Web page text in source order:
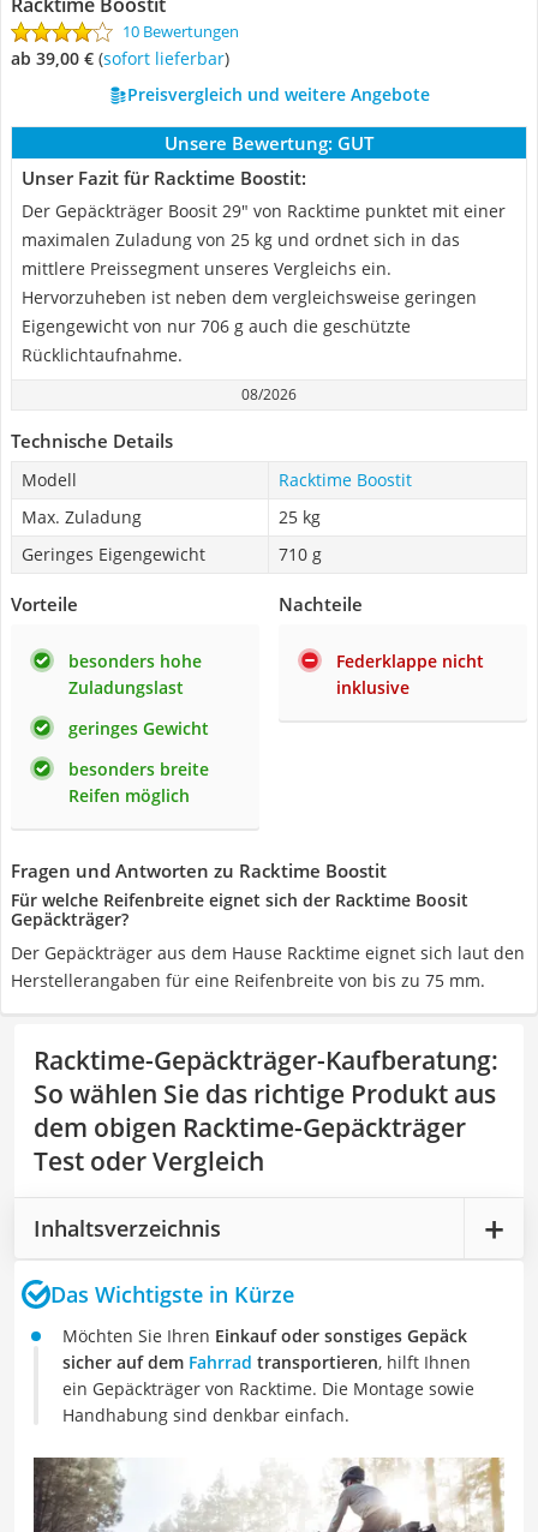
10 Bewertungen
ab 39,00 € ( Sofort lieferbar)
Preisvergleich und weitere Angebote
Unsere Bewertung: GUT
Unser Fazit für Racktime Boostit:
Der Gepäckträger Boosit 29" von Racktime punktet mit einer
maximalen Zuladung von 25 kg und ordnet sich in das
mittlere Preissegment unseres Vergleichs ein.
Hervorzuheben ist neben dem vergleichsweise geringen
Eigengewicht von nur 706 g auch die geschützte
Rücklichtaufnahme.
08/2026
Technische Details
Modell
Racktime Boostit
Max. Zuladung
25 kg
Geringes Eigengewicht
710 g
Vorteile
besonders hohe
Zuladungslast
geringes Gewicht
besonders breite
Reifen möglich
Nachteile
Federklappe nicht
inklusive
Fragen und Antworten zu Racktime Boostit
Für welche Reifenbreite eignet sich der Racktime Boosit
Gepäckträger?
Der Gepäckträger aus dem Hause Racktime eignet sich laut den
Herstellerangaben für eine Reifenbreite von bis zu 75 mm.
Racktime-Gepäckträger-Kaufberatung:
So wählen Sie das richtige Produkt aus
dem obigen Racktime-Gepäckträger
Test oder Vergleich
Inhaltsverzeichnis
Das Wichtigste in Kürze
Möchten Sie Ihren Einkauf oder sonstiges Gepäck
sicher auf dem Fahrrad transportieren, hilft Ihnen
ein Gepäckträger von Racktime. Die Montage sowie
Handhabung sind denkbar einfach.